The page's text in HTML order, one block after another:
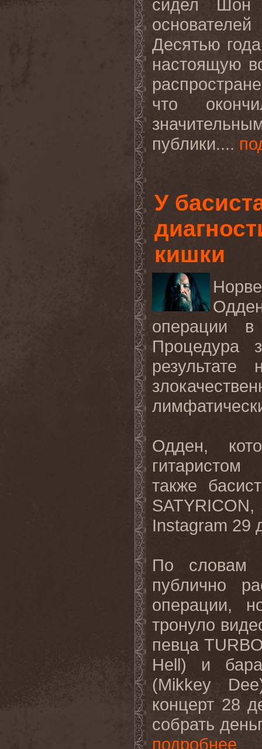
сидел Шон
Десятью
настоящую
что
публики....
У
кишки
операции
Процедура
Одден,
также
Instagram 29
По словам
публично
операции,
тронуло
певца
Hell) и
(Mikkey
концерт 28
собрать
подробнее